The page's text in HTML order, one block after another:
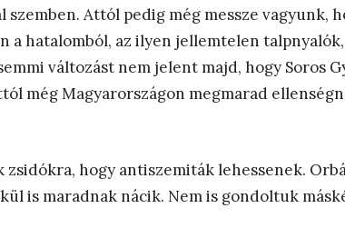
Attól pedig még messze vagyunk,
a hatalomból, az ilyen jellemtelen
változást nem jelent majd, hogy Soros
még Magyarországon megmarad
hogy antiszemiták lehessenek.
is maradnak nácik. Nem is gondoltuk